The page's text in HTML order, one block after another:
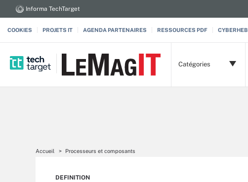
Informa TechTarget
COOKIES PROJETS IT AGENDA PARTENAIRES RESSOURCES PDF
Catégories
Accueil Processeurs et composants
DEFINITION